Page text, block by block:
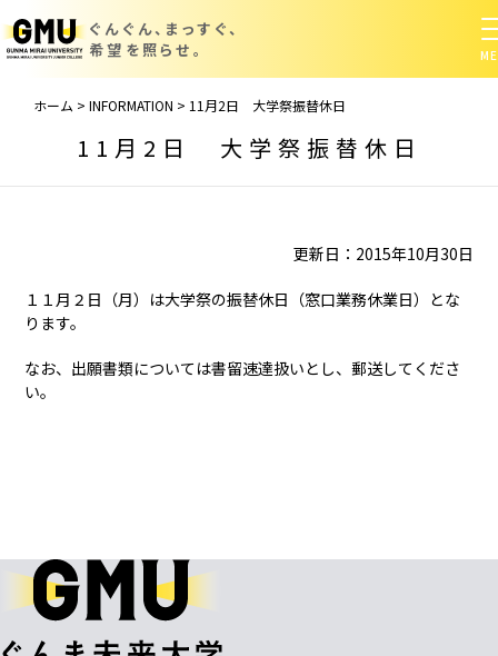
ぐんぐん、まっすぐ、
希望を照らせ。
ホーム > INFORMATION > 11月2日 大学祭振替休日
11月2日 大学祭振替休日
更新日：2015年10月30日
１１月２日（月）は大学祭の振替休日（窓口業務休業日）とな
ります。
なお、出願書類については書留速達扱いとし、郵送してくださ
い。